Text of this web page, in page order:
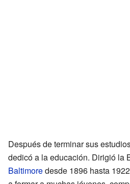
Después de terminar sus
dedicó a la educación. Dirigió la
Baltimoredesde 1896 hasta